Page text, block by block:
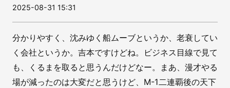
2025-08-31 15:31
分かりやすく、沈みゆく船ムーブというか、老衰してい
く会社というか。吉本ですけどね。ビジネス目線で見て
も、くるまを取ると思うんだけどなー。まあ、漫才やる
場が減ったのは大変だと思うけど、M-1二連覇後の天下